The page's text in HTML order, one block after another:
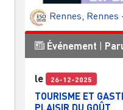
Rennes, Rennes
Événement |
le 26-12-2025
TOURISME ET
PLAISIR DU GOÛT